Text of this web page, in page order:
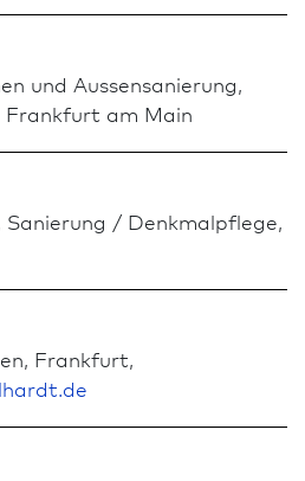
und Aussensanierung,
Frank­furt am Main
/ Denkmal­pflege,
Frank­furt,